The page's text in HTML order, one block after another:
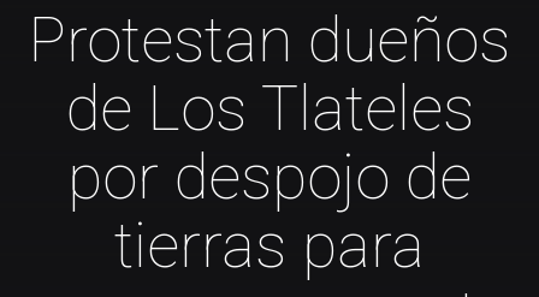
Protestan dueños
de Los Tlateles
por despojo de
tierras para